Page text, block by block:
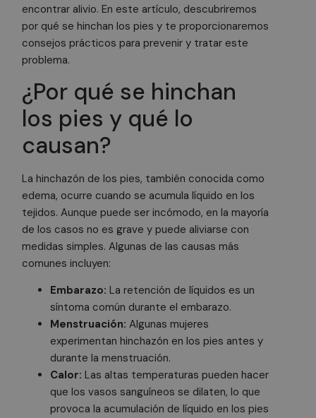
encontrar alivio. En este artículo, descubriremos
por qué se hinchan los pies y te proporcionaremos
consejos prácticos para prevenir y tratar este
problema.
¿Por qué se hinchan
los pies y qué lo
causan?
La hinchazón de los pies, también conocida como
edema, ocurre cuando se acumula líquido en los
tejidos. Aunque puede ser incómodo, en la mayoría
de los casos no es grave y puede aliviarse con
medidas simples. Algunas de las causas más
comunes incluyen:
Embarazo: La retención de líquidos es un
síntoma común durante el embarazo.
Menstruación: Algunas mujeres
experimentan hinchazón en los pies antes y
durante la menstruación.
Calor: Las altas temperaturas pueden hacer
que los vasos sanguíneos se dilaten, lo que
provoca la acumulación de líquido en los pies